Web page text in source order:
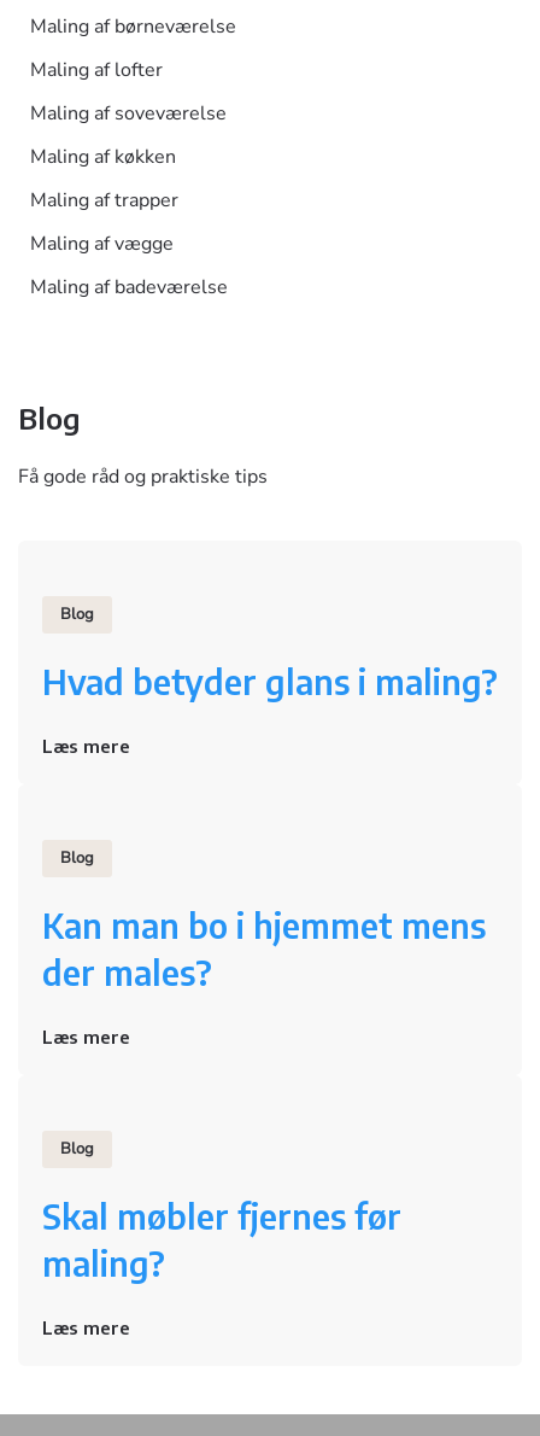
Maling af børneværelse
Maling af lofter
Maling af soveværelse
Maling af køkken
Maling af trapper
Maling af vægge
Maling af badeværelse
Blog
Få gode råd og praktiske tips
Blog
Hvad betyder glans i maling?
Læs mere
Blog
Kan man bo i hjemmet mens
der males?
Læs mere
Blog
Skal møbler fjernes før
maling?
Læs mere